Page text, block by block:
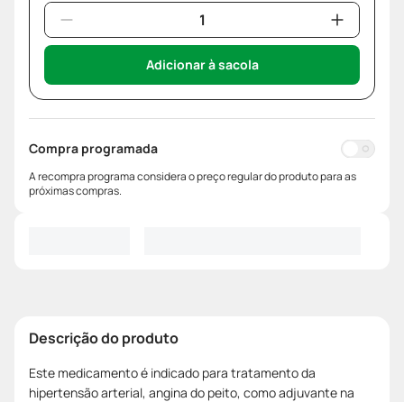
Adicionar à sacola
Compra programada
A recompra programa considera o preço regular do produto para as
próximas compras.
Descrição do produto
Este medicamento é indicado para tratamento da
hipertensão arterial, angina do peito, como adjuvante na